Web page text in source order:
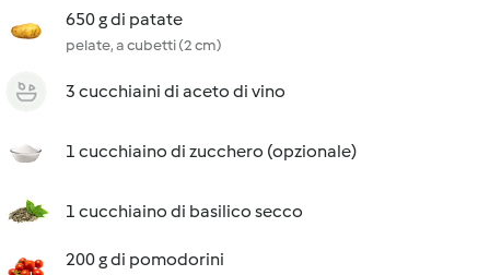
650 g di patate
pelate, a cubetti (2 cm)
3 cucchiaini di aceto di vino
1 cucchiaino di zucchero (opzionale)
1 cucchiaino di basilico secco
200 g di pomodorini